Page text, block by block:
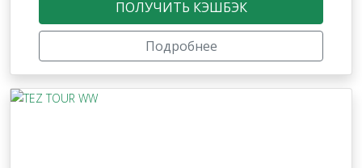
ПОЛУЧИТЬ КЭШБЭК
Подробнее